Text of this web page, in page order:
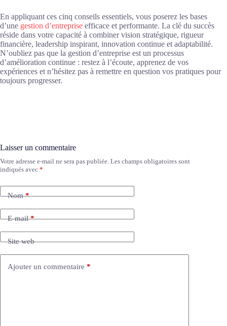
En appliquant ces cinq conseils essentiels, vous poserez les bases
d’une gestion d’entreprise efficace et performante. La clé du succès
réside dans votre capacité à combiner vision stratégique, rigueur
financière, leadership inspirant, innovation continue et adaptabilité.
N’oubliez pas que la gestion d’entreprise est un processus
d’amélioration continue : restez à l’écoute, apprenez de vos
expériences et n’hésitez pas à remettre en question vos pratiques pour
toujours progresser.
Laisser un commentaire
Votre adresse e-mail ne sera pas publiée. Les champs obligatoires sont
indiqués avec *
Nom*
E-mail*
Site web
Ajouter un commentaire *
A
l
r
n
v
e